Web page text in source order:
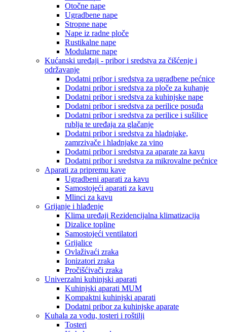
Otočne nape
Ugradbene nape
Stropne nape
Nape iz radne ploče
Rustikalne nape
Modularne nape
Kućanski uređaji - pribor i sredstva za čišćenje i
održavanje
Dodatni pribor i sredstva za ugradbene pećnice
Dodatni pribor i sredstva za ploče za kuhanje
Dodatni pribor i sredstva za kuhinjske nape
Dodatni pribor i sredstva za perilice posuđa
Dodatni pribor i sredstva za perilice i sušilice
rublja te uređaja za glačanje
Dodatni pribor i sredstva za hladnjake,
zamrzivače i hladnjake za vino
Dodatni pribor i sredstva za aparate za kavu
Dodatni pribor i sredstva za mikrovalne pećnice
Aparati za pripremu kave
Ugradbeni aparati za kavu
Samostojeći aparati za kavu
Mlinci za kavu
Grijanje i hlađenje
Klima uređaji Rezidencijalna klimatizacija
Dizalice topline
Samostojeći ventilatori
Grijalice
Ovlaživaći zraka
Ionizatori zraka
Pročišćivači zraka
Univerzalni kuhinjski aparati
Kuhinjski aparati MUM
Kompaktni kuhinjski aparati
Dodatni pribor za kuhinjske aparate
Kuhala za vodu, tosteri i roštilji
Tosteri